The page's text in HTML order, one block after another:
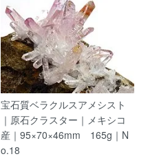
宝石質ベラクルスアメシスト
｜原石クラスター｜メキシコ
産｜95×70×46mm 165g｜N
o.18